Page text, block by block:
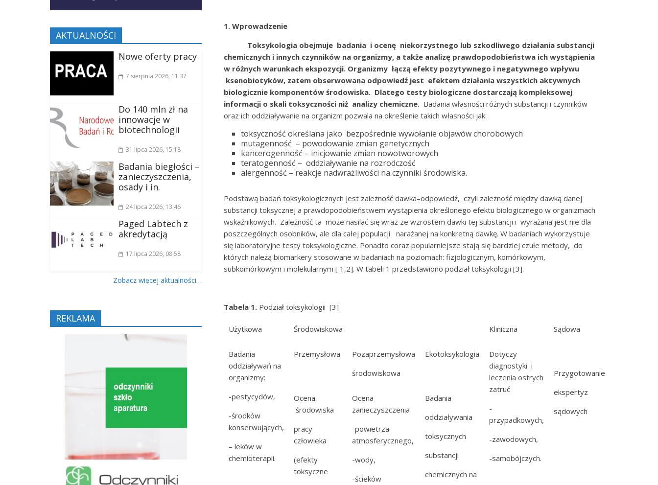
1. Wprowadzenie
Toksykologia obejmuje badania i ocenę niekorzystnego lub szkodliwego działania substancji
chemicznych i innych czynników na organizmy, a także analizę prawdopodobieństwa ich wystąpienia
w różnych warunkach ekspozycji. Organizmy łączą efekty pozytywnego i negatywnego wpływu
ksenobiotyków, zatem obserwowana odpowiedź jest efektem działania wszystkich aktywnych
biologicznie komponentów środowiska. Dlatego testy biologiczne dostarczają kompleksowej
informacji o skali toksyczności niż analizy chemiczne. Badania własności różnych substancji i czynników
oraz ich oddziaływanie na organizm pozwala na określenie takich własności jak:
toksyczność określana jako bezpośrednie wywołanie objawów chorobowych
mutagenność – powodowanie zmian genetycznych
kancerogenność – inicjowanie zmian nowotworowych
teratogenność – oddziaływanie na rozrodczość
alergenność – reakcje nadwrażliwości na czynniki środowiska.
Podstawą badań toksykologicznych jest zależność dawka–odpowiedź, czyli zależność między dawką danej
substancji toksycznej a prawdopodobieństwem wystąpienia określonego efektu biologicznego w organizmach
wskaźnikowych. Zależność ta może nasilać się wraz ze wzrostem dawki tej substancji i wyrażana jest nie dla
poszczególnych osobników, ale dla całej populacji narażanej na konkretną dawkę. W badaniach wykorzystuje
się laboratoryjne testy toksykologiczne. Ponadto coraz popularniejsze stają się bardziej czułe metody, do
których należą biomarkery stosowane w badaniach na poziomach: fizjologicznym, komórkowym,
subkomórkowym i molekularnym [ 1,2]. W tabeli 1 przedstawiono podział toksykologii [3].
Tabela 1. Podział toksykologii [3]
Użytkowa Środowiskowa Kliniczna Sądowa
Badania
oddziaływań na
organizmy:
-pestycydów,
-środków
konserwujących,
– leków w
chemioterapii.
Przemysłowa
Pozaprzemysłowa
środowiskowa
Ekotoksykologia
Dotyczy
diagnostyki i
leczenia ostrych
zatruć
-
przypadkowych,
-zawodowych,
-samobójczych.
Przygotowanie
ekspertyz
sądowych
Ocena
środowiska
pracy
człowieka
(efekty
toksyczne
Ocena
zanieczyszczenia
-powietrza
atmosferycznego,
-wody,
-ścieków
Badania
oddziaływania
toksycznych
substancji
chemicznych na
AKTUALNOŚCI
Nowe oferty pracy
7 sierpnia 2026, 11:37
Do 140 mln zł na
innowacje w
biotechnologii
31 lipca 2026, 15:18
Badania biegłości –
zanieczyszczenia,
osady i in.
24 lipca 2026, 13:46
Paged Labtech z
akredytacją
17 lipca 2026, 08:58
Zobacz więcej aktualności…
REKLAMA